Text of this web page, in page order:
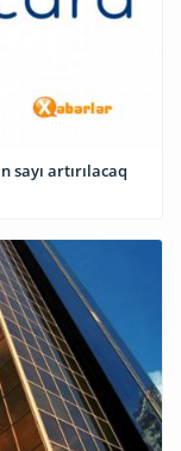
artırılacaq